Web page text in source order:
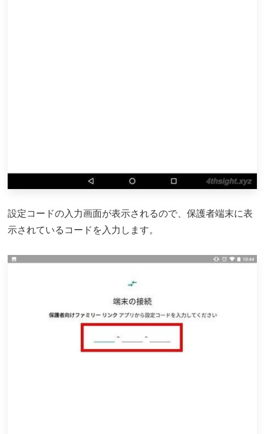
設定コードの入力画面が表示されるので、保護者端末に表
示されているコードを入力します。